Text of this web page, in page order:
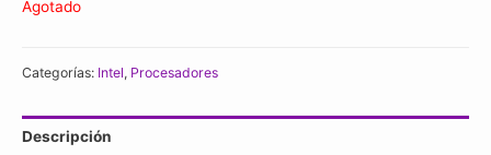
Agotado
Categorías: Intel, Procesadores
Descripción